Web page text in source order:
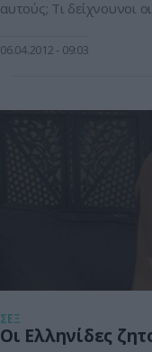
αυτούς; Τι δείχνουνοι
ευτυχισµένους Το σεξ
06.04.2012 09:03
ΣΕΞ
Οι Ελληνίδες